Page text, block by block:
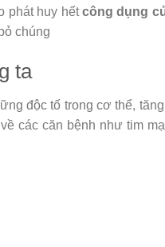
phát huy hếtcông dụng
chúng
ta
độc tố trong cơ thể,
các căn bệnh như tim